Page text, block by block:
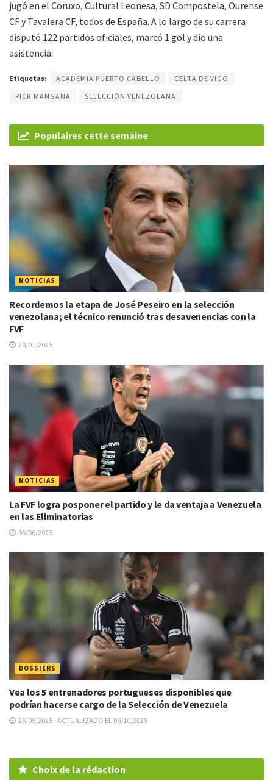
jugó en el Coruxo, Cultural Leonesa, SD Compostela, Ourense
CF y Tavalera CF, todos de España. A lo largo de su carrera
disputó 122 partidos oficiales, marcó 1 gol y dio una
asistencia.
Etiquetas: ACADEMIA PUERTO CABELLO
CELTA DE VIGO
RICK MANGANA
SELECCIÓN VENEZOLANA
Populaires cette semaine
NOTICIAS
Recordemos la etapa de José Peseiro en la selección
venezolana; el técnico renunció tras desavenencias con la
FVF
20/01/2025
NOTICIAS
La FVF logra posponer el partido y le da ventaja a Venezuela
en las Eliminatorias
05/06/2025
DOSSIERS
Vea los 5 entrenadores portugueses disponibles que
podrían hacerse cargo de la Selección de Venezuela
26/09/2025 - ACTUALIZADO EL 06/10/2025
Choix de la rédaction